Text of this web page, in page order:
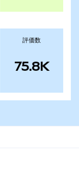
評価数
75.8K